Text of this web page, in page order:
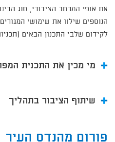
את אופי המרחב הציבורי, סוג
הנוספים שילוו את שימושי
לקידום שלבי התכנון הבאים
מי מכין את התכנית
שיתוף הציבור בתהליך
פורום מהנדס העיר